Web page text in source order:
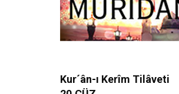
Kur´ân-ı Kerîm Tilâveti